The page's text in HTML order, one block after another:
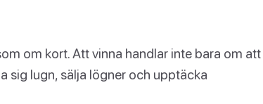
om kort. Att vinna handlar inte bara om att
sig lugn, sälja lögner och upptäcka